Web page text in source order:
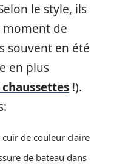
le style, ils
de
souvent en été
en plus
!).
de couleur claire
de bateau dans